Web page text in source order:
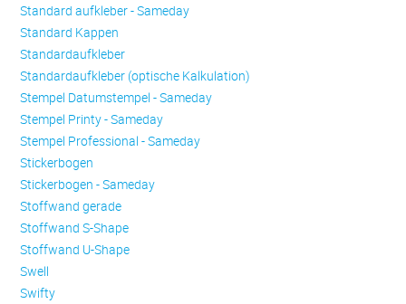
Standard aufkleber - Sameday
Standard Kappen
Standardaufkleber
Standardaufkleber (optische Kalkulation)
Stempel Datumstempel - Sameday
Stempel Printy - Sameday
Stempel Professional - Sameday
Stickerbogen
Stickerbogen - Sameday
Stoffwand gerade
Stoffwand S-Shape
Stoffwand U-Shape
Swell
Swifty